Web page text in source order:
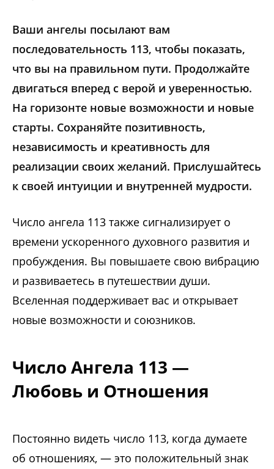
Ваши ангелы посылают вам
последовательность 113, чтобы показать,
что вы на правильном пути. Продолжайте
двигаться вперед с верой и уверенностью.
На горизонте новые возможности и новые
старты. Сохраняйте позитивность,
независимость и креативность для
реализации своих желаний. Прислушайтесь
к своей интуиции и внутренней мудрости.
Число ангела 113 также сигнализирует о
времени ускоренного духовного развития и
пробуждения. Вы повышаете свою вибрацию
и развиваетесь в путешествии души.
Вселенная поддерживает вас и открывает
новые возможности и союзников.
Число Ангела 113 —
Любовь и Отношения
Постоянно видеть число 113, когда думаете
об отношениях, — это положительный знак